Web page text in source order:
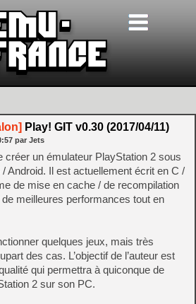
Play! GIT v0.30 (2017/04/11)
par Jets
créer un émulateur PlayStation 2 sous
Android. Il est actuellement écrit en C /
de mise en cache / de recompilation
de meilleures performances tout en
quelques jeux, mais très
des cas. L’objectif de l’auteur est
qui permettra à quiconque de
2 sur son PC.